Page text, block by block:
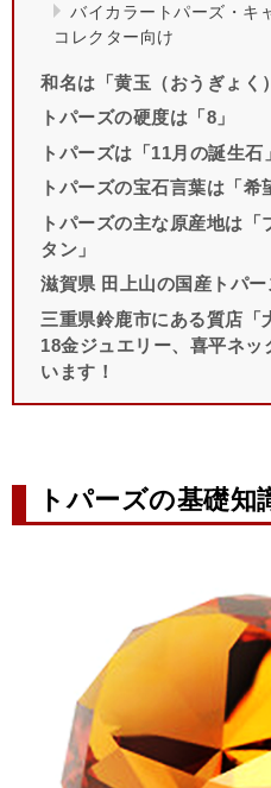
バイカラートパーズ・キ
コレクター向け
和名は「黄玉（おうぎょく
トパーズの硬度は「8」
トパーズは「11月の誕生石」
トパーズの宝石言葉は「希
トパーズの主な原産地は
タン」
滋賀県 田上山の国産トパ
三重県鈴鹿市にある質店「
18金ジュエリー、喜平ネ
います！
トパーズの基礎知